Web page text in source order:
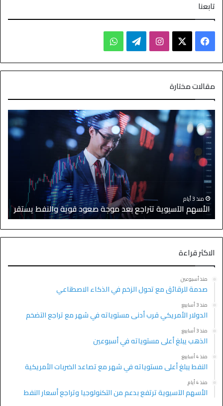
تابعنا
مقالات مختارة
منذ 3 أيام
الأسهم الآسيوية تتراجع بعد موجة صعود قوية والنفط يستقر
الاكثر قراءة
منذ أسبوعين
صدمة للرقائق مع تحول الزخم في الذكاء الاصطناعي
منذ 3 أسابيع
الدولار الأمريكي قرب أدنى مستوياته في شهر مع تراجع التضخم
منذ 3 أسابيع
الذهب يبلغ أعلى مستوياته في أسبوعين
منذ 4 أسابيع
النفط يبلغ أعلى مستوياته في شهر مع تصاعد الضربات الأمريكية
منذ 4 أيام
الأسهم الآسيوية ترتفع بدعم من التكنولوجيا وتراجع أسعار النفط